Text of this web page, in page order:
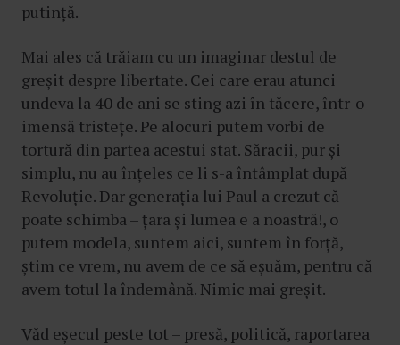
putință.
Mai ales că trăiam cu un imaginar destul de
greșit despre libertate. Cei care erau atunci
undeva la 40 de ani se sting azi în tăcere, într-o
imensă tristețe. Pe alocuri putem vorbi de
tortură din partea acestui stat. Săracii, pur și
simplu, nu au înțeles ce li s-a întâmplat după
Revoluție. Dar generația lui Paul a crezut că
poate schimba – țara și lumea e a noastră!, o
putem modela, suntem aici, suntem în forță,
știm ce vrem, nu avem de ce să eșuăm, pentru că
avem totul la îndemână. Nimic mai greșit.
Văd eșecul peste tot – presă, politică, raportarea